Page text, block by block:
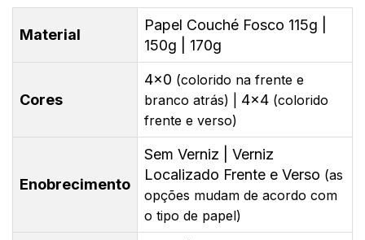
Material
Papel Couché Fosco 115g |
150g | 170g
Cores
4x0 (colorido na frente e
branco atrás) | 4x4 (colorido
frente e verso)
Enobrecimento
Sem Verniz | Verniz
Localizado Frente e Verso (as
opções mudam de acordo com
o tipo de papel)